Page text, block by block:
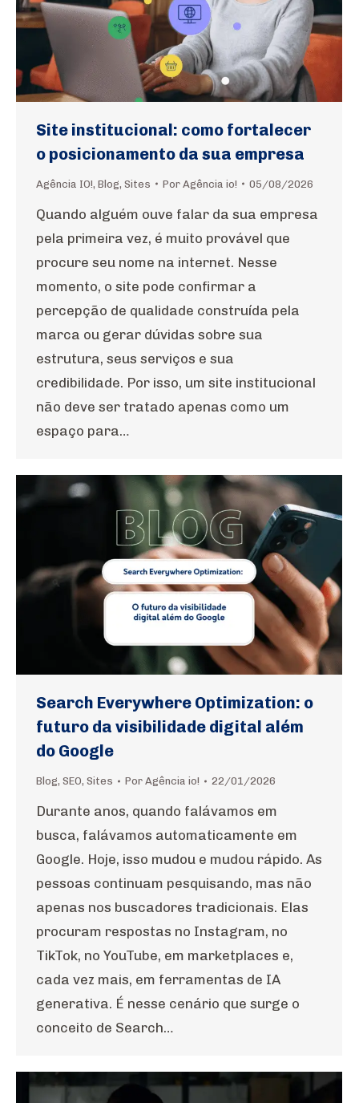
Site institucional: como fortalecer
o posicionamento da sua empresa
Agência IO!, Blog, Sites Por Agência io! 05/08/2026
Quando alguém ouve falar da sua empresa
pela primeira vez, é muito provável que
procure seu nome na internet. Nesse
momento, o site pode confirmar a
percepção de qualidade construída pela
marca ou gerar dúvidas sobre sua
estrutura, seus serviços e sua
credibilidade. Por isso, um site institucional
não deve ser tratado apenas como um
espaço para…
Search Everywhere Optimization: o
futuro da visibilidade digital além
do Google
Blog, SEO, Sites Por Agência io! 22/01/2026
Durante anos, quando falávamos em
busca, falávamos automaticamente em
Google. Hoje, isso mudou e mudou rápido. As
pessoas continuam pesquisando, mas não
apenas nos buscadores tradicionais. Elas
procuram respostas no Instagram, no
TikTok, no YouTube, em marketplaces e,
cada vez mais, em ferramentas de IA
generativa. É nesse cenário que surge o
conceito de Search…